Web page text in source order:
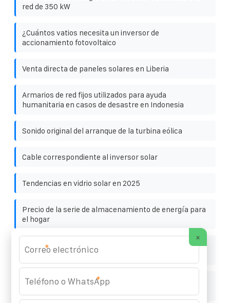
red de 350 kW
¿Cuántos vatios necesita un inversor de
accionamiento fotovoltaico
Venta directa de paneles solares en Liberia
Armarios de red fijos utilizados para ayuda
humanitaria en casos de desastre en Indonesia
Sonido original del arranque de la turbina eólica
Cable correspondiente al inversor solar
Tendencias en vidrio solar en 2025
Precio de la serie de almacenamiento de energía para
el hogar
Venta directa del fabricante de gabinetes para
estaciones de baterías de litio en Turquía
Componentes de paneles solares BIPV de la serie
×
*
*